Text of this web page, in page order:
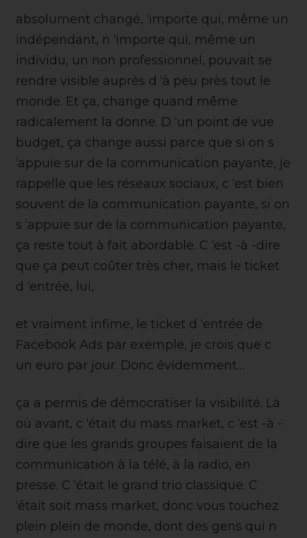
absolument changé, ‘importe qui, même un
indépendant, n ‘importe qui, même un
individu, un non professionnel, pouvait se
rendre visible auprès d ‘à peu près tout le
monde. Et ça, change quand même
radicalement la donne. D ‘un point de vue
budget, ça change aussi parce que si on s
‘appuie sur de la communication payante, je
rappelle que les réseaux sociaux, c ‘est bien
souvent de la communication payante, si on
s ‘appuie sur de la communication payante,
ça reste tout à fait abordable. C ‘est -à -dire
que ça peut coûter très cher, mais le ticket
d ‘entrée, lui,
et vraiment infime, le ticket d ‘entrée de
Facebook Ads par exemple, je crois que c
un euro par jour. Donc évidemment…
ça a permis de démocratiser la visibilité. Là
où avant, c ‘était du mass market, c ‘est -à -
dire que les grands groupes faisaient de la
communication à la télé, à la radio, en
presse. C ‘était le grand trio classique. C
‘était soit mass market, donc vous touchez
plein plein de monde, dont des gens qui n